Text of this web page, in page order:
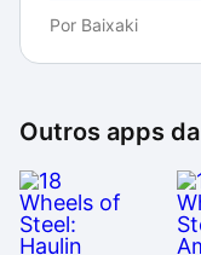
Por Baixaki
Outros apps da